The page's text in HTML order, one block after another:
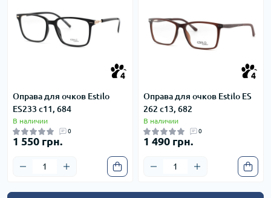
4
4
Оправа для очков Estilo
ES233 c11, 684
В наличии
0
1 550 грн.
4
4
Оправа для очков Estilo ES
262 c13, 682
В наличии
0
1 490 грн.